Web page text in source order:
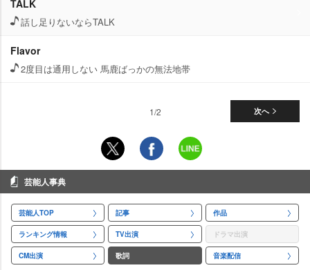
TALK
話し足りないならTALK
Flavor
2度目は通用しない 馬鹿ばっかの無法地帯
次へ
1/2
芸能人事典
芸能人TOP 記事 作品
ランキング情報 TV出演 ドラマ出演
CM出演 歌詞 音楽配信